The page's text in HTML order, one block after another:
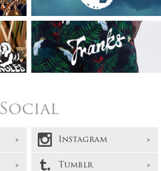
Social
Instagram
Tumblr